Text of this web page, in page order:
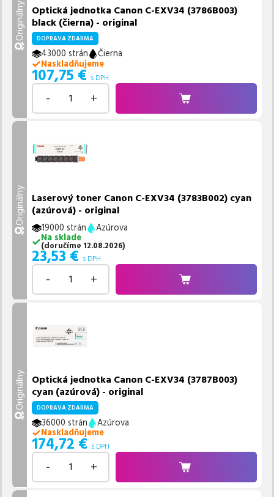
Originálny Optická jednotka Canon C-EXV34 (3786B003)
black (čierna) - original
DOPRAVA ZDARMA
43000 strán
Čierna
Naskladňujeme
107,75 € s DPH
- +
Originálny Laserový toner Canon C-EXV34 (3783B002) cyan
(azúrová) - original
19000 strán
Azúrova
Na sklade
(doručíme 12.08.2026)
23,53 € s DPH
- +
Originálny Optická jednotka Canon C-EXV34 (3787B003)
cyan (azúrová) - original
DOPRAVA ZDARMA
36000 strán
Azúrova
Naskladňujeme
174,72 € s DPH
- +